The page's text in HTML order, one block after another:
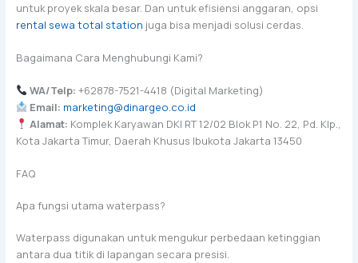
untuk proyek skala besar. Dan untuk efisiensi anggaran, opsi
rental sewa total station juga bisa menjadi solusi cerdas.
Bagaimana Cara Menghubungi Kami?
WA/Telp: +62878-7521-4418 (Digital Marketing)
Email: marketing@dinargeo.co.id
Alamat: Komplek Karyawan DKI RT 12/02 Blok P1 No. 22, Pd. Klp.,
Kota Jakarta Timur, Daerah Khusus Ibukota Jakarta 13450
FAQ
Apa fungsi utama waterpass?
Waterpass digunakan untuk mengukur perbedaan ketinggian
antara dua titik di lapangan secara presisi.